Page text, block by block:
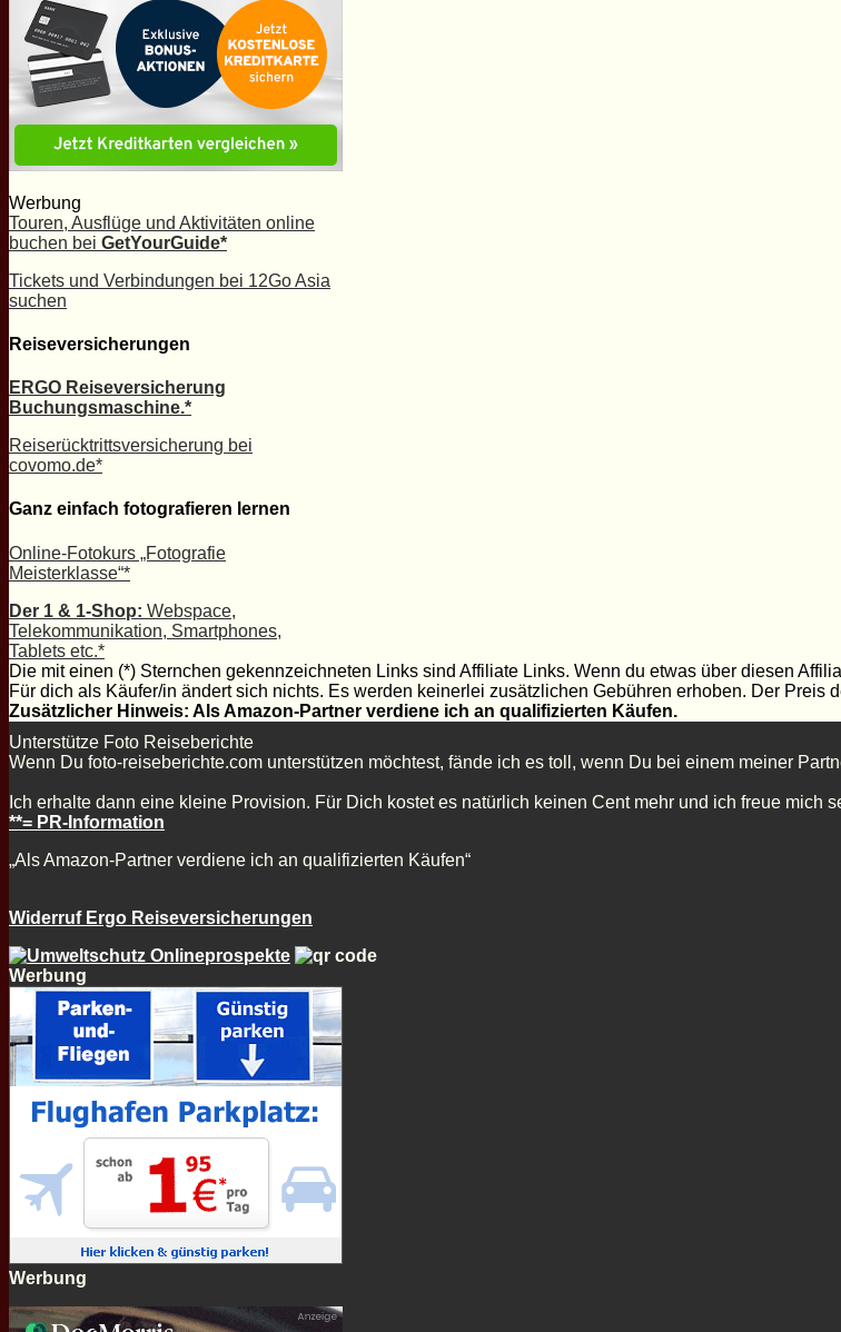
Werbung
Touren, Ausflüge und Aktivitäten online
buchen bei GetYourGuide*
Tickets und Verbindungen bei 12Go Asia
suchen
Reiseversicherungen
ERGO Reiseversicherung
Buchungsmaschine.*
Reiserücktrittsversicherung bei
covomo.de*
Ganz einfach fotografieren lernen
Online-Fotokurs „Fotografie
Meisterklasse“*
Der 1 & 1-Shop: Webspace,
Telekommunikation, Smartphones,
Tablets etc.*
Die mit einen (*) Sternchen gekennzeichneten Links sind Affiliate Links. Wenn du etwas über diesen
Für dich als Käufer/in ändert sich nichts. Es werden keinerlei zusätzlichen Gebühren erhoben. Der
Zusätzlicher Hinweis: Als Amazon-Partner verdiene ich an qualifizierten Käufen.
Unterstütze Foto Reiseberichte
Wenn Du foto-reiseberichte.com unterstützen möchtest, fände ich es toll, wenn Du bei einem meiner
Ich erhalte dann eine kleine Provision. Für Dich kostet es natürlich keinen Cent mehr und ich freue mich
**= PR-Information
„Als Amazon-Partner verdiene ich an qualifizierten Käufen“
Widerruf Ergo Reiseversicherungen
Werbung
Werbung